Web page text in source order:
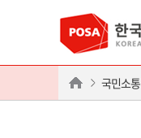
국민소통